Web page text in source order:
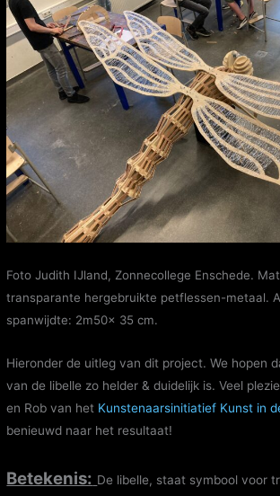
Foto Judith IJland, Zonnecollege Enschede.
transparante hergebruikte petflessen-metaal.
spanwijdte: 2m50x 35 cm.
Hieronder de uitleg van dit project. We hopen
van de libelle zo helder & duidelijk is. Veel
en Rob van het Kunstenaarsinitiatief Kunst in
benieuwd naar het resultaat!
Betekenis: De libelle, staat symbool voor